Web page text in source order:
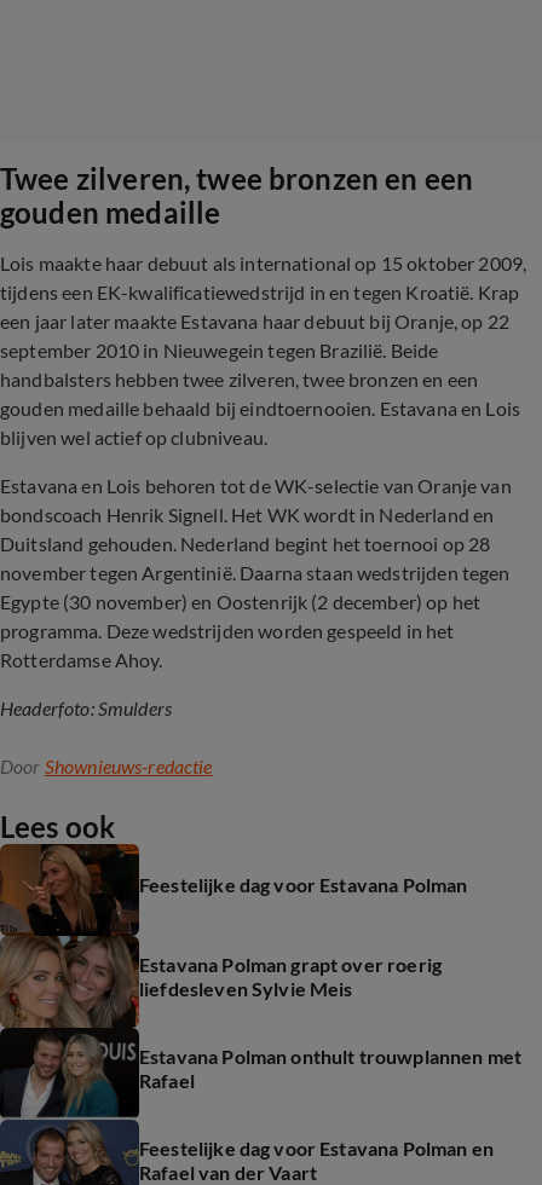
Twee zilveren, twee bronzen en een
gouden medaille
Lois maakte haar debuut als international op 15 oktober 2009,
tijdens een EK-kwalificatiewedstrijd in en tegen Kroatië. Krap
een jaar later maakte Estavana haar debuut bij Oranje, op 22
september 2010 in Nieuwegein tegen Brazilië. Beide
handbalsters hebben twee zilveren, twee bronzen en een
gouden medaille behaald bij eindtoernooien. Estavana en Lois
blijven wel actief op clubniveau.
Estavana en Lois behoren tot de WK-selectie van Oranje van
bondscoach Henrik Signell. Het WK wordt in Nederland en
Duitsland gehouden. Nederland begint het toernooi op 28
november tegen Argentinië. Daarna staan wedstrijden tegen
Egypte (30 november) en Oostenrijk (2 december) op het
programma. Deze wedstrijden worden gespeeld in het
Rotterdamse Ahoy.
Headerfoto: Smulders
Door Shownieuws-redactie
Lees ook
Feestelijke dag voor Estavana Polman
Estavana Polman grapt over roerig
liefdesleven Sylvie Meis
Estavana Polman onthult trouwplannen met
Rafael
Feestelijke dag voor Estavana Polman en
Rafael van der Vaart